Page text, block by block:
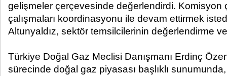
gelişmeler çerçevesinde değerlendirdi. Komisyon
çalışmaları koordinasyonu ile devam ettirmek
Altunyaldız, sektör temsilcilerinin değerlendirme
Türkiye Doğal Gaz Meclisi Danışmanı Erdinç
sürecinde doğal gaz piyasası başlıklı